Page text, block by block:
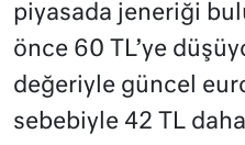
piyasada jeneriği
önce 60 TL’ye
değeriyle güncel
sebebiyle 42 TL